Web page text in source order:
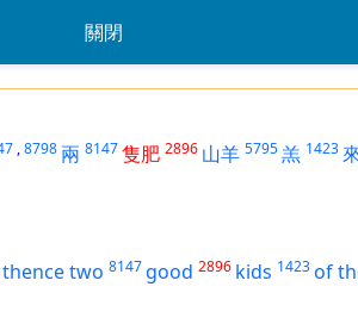
關閉
,8798 兩 8147隻肥 2896 山羊 5795羔 1423
two 8147 good 2896 kids 1423of